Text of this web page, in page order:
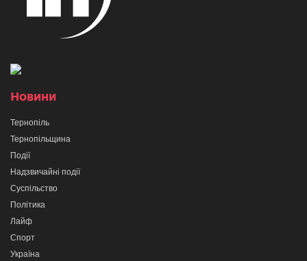
Новини
Тернопіль
Тернопільщина
Події
Надзвичайні події
Суспільство
Політика
Лайф
Спорт
Україна